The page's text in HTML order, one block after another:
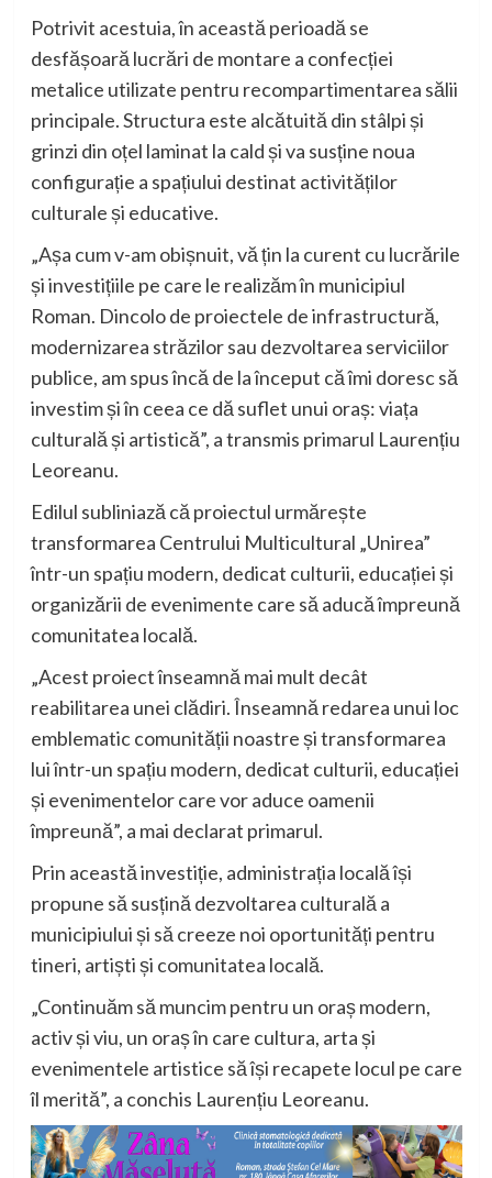
Potrivit acestuia, în această perioadă se
desfășoară lucrări de montare a confecției
metalice utilizate pentru recompartimentarea sălii
principale. Structura este alcătuită din stâlpi și
grinzi din oțel laminat la cald și va susține noua
configurație a spațiului destinat activităților
culturale și educative.
„Așa cum v-am obișnuit, vă țin la curent cu lucrările
și investițiile pe care le realizăm în municipiul
Roman. Dincolo de proiectele de infrastructură,
modernizarea străzilor sau dezvoltarea serviciilor
publice, am spus încă de la început că îmi doresc să
investim și în ceea ce dă suflet unui oraș: viața
culturală și artistică”, a transmis primarul Laurențiu
Leoreanu.
Edilul subliniază că proiectul urmărește
transformarea Centrului Multicultural „Unirea”
într-un spațiu modern, dedicat culturii, educației și
organizării de evenimente care să aducă împreună
comunitatea locală.
„Acest proiect înseamnă mai mult decât
reabilitarea unei clădiri. Înseamnă redarea unui loc
emblematic comunității noastre și transformarea
lui într-un spațiu modern, dedicat culturii, educației
și evenimentelor care vor aduce oamenii
împreună”, a mai declarat primarul.
Prin această investiție, administrația locală își
propune să susțină dezvoltarea culturală a
municipiului și să creeze noi oportunități pentru
tineri, artiști și comunitatea locală.
„Continuăm să muncim pentru un oraș modern,
activ și viu, un oraș în care cultura, arta și
evenimentele artistice să își recapete locul pe care
îl merită”, a conchis Laurențiu Leoreanu.